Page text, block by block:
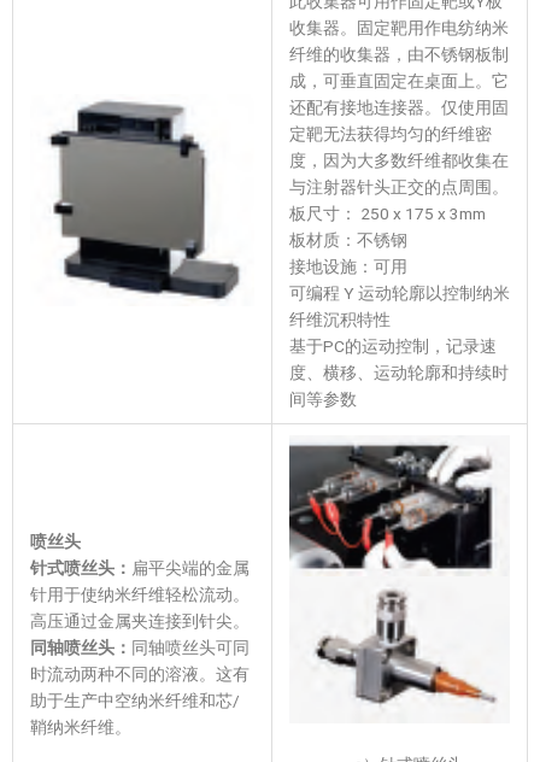
收集器。固定靶用作电纺纳米
纤维的收集器，由不锈钢板制
成，可垂直固定在桌面上。它
还配有接地连接器。仅使用固
定靶无法获得均匀的纤维密
度，因为大多数纤维都收集在
与注射器针头正交的点周围。
板尺寸： 250 x 175 x 3mm
板材质：不锈钢
接地设施：可用
可编程 Y 运动轮廓以控制纳米
纤维沉积特性
基于PC的运动控制，记录速
度、横移、运动轮廓和持续时
间等参数
喷丝头
针式喷丝头： 扁平尖端的金属
针用于使纳米纤维轻松流动。
高压通过金属夹连接到针尖。
同轴喷丝头： 同轴喷丝头可同
时流动两种不同的溶液。这有
助于生产中空纳米纤维和芯/
鞘纳米纤维。